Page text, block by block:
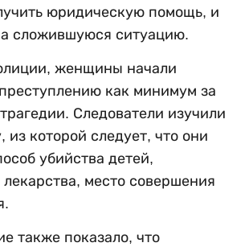
юридическую помощь, и
сложившуюся ситуацию.
женщины начали
преступлению как минимум за
Следователи изучили
из которой следует, что они
убийства детей,
место совершения
также показало, что